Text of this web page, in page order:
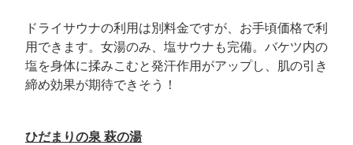
ドライサウナの利用は別料金ですが、お手頃価格で利
用できます。女湯のみ、塩サウナも完備。バケツ内の
塩を身体に揉みこむと発汗作用がアップし、肌の引き
締め効果が期待できそう！
ひだまりの泉 萩の湯